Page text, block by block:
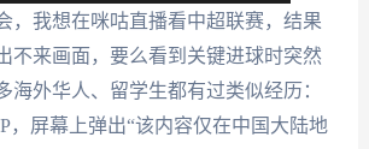
，我想在咪咕直播看中超联赛，结果
不来画面，要么看到关键进球时突然
外华人、留学生都有过类似经历：
，屏幕上弹出“该内容仅在中国大陆地